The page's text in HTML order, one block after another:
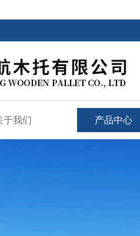
于我们 产品中心